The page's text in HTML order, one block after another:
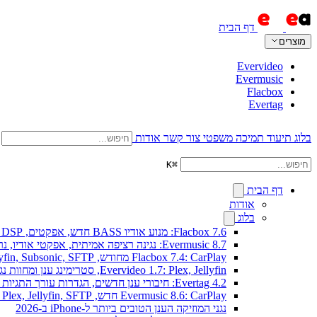
דף הבית
מוצרים
Evervideo
Evermusic
Flacbox
Evertag
בלוג תיעוד תמיכה משפטי צור קשר אודות
⌘
K
דף הבית
אודות
בלוג
Flacbox 7.6: מנוע אודיו BASS חדש, אפקטים, DSP וויזואלייזר מוזיקה חי
Evermusic 8.7: נגינה רציפה אמיתית, אפקטי אודיו, נרמול עוצמה, אקולייזר בעיצוב מחודש
Flacbox 7.4: CarPlay מחודש, Plex, Jellyfin, Subsonic, SFTP לאודיו Hi-Res
Evervideo 1.7: Plex, Jellyfin, סטרימינג ענן ומחוות נגינה חדשים
Evertag 4.2: חיבורי ענן חדשים, הגדרות עורך התגיות מוסברות
Evermusic 8.6: CarPlay חדש, Plex, Jellyfin, SFTP וווידג'ט מילים
נגני המוזיקה הענן הטובים ביותר ל-iPhone ב-2026